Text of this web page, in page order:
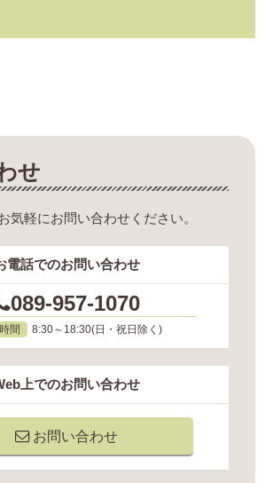
せ
気軽にお問い合わせください。
電話でのお問い合わせ
089-957-1070
間 8:30～18:30(日・祝日除く)
上でのお問い合わせ
お問い合わせ